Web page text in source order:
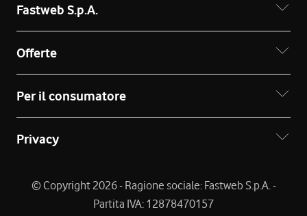
Fastweb S.p.A.
Offerte
Per il consumatore
Privacy
© Copyright 2026 - Ragione sociale: Fastweb S.p.A. -
Partita IVA: 12878470157